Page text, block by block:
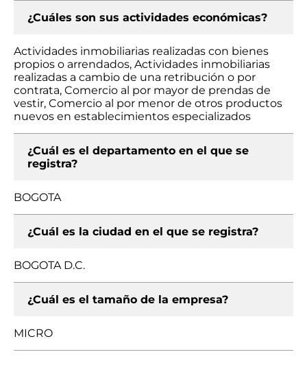
¿Cuáles son sus actividades económicas?
Actividades inmobiliarias realizadas con bienes
propios o arrendados, Actividades inmobiliarias
realizadas a cambio de una retribución o por
contrata, Comercio al por mayor de prendas de
vestir, Comercio al por menor de otros productos
nuevos en establecimientos especializados
¿Cuál es el departamento en el que se
registra?
BOGOTA
¿Cuál es la ciudad en el que se registra?
BOGOTA D.C.
¿Cuál es el tamaño de la empresa?
MICRO